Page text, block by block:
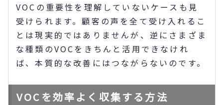
VOCの重要性を理解していないケースも見
受けられます。顧客の声を全て受け入れるこ
とは現実的ではありませんが、逆にさまざま
な種類のVOCをきちんと活用できなけれ
ば、本質的な改善にはつながらないのです。
VOCを効率よく収集する方法